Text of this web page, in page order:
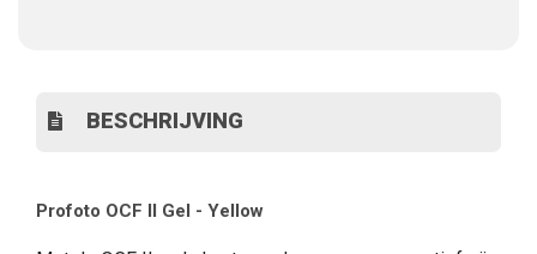
BESCHRIJVING
Profoto OCF II Gel - Yellow